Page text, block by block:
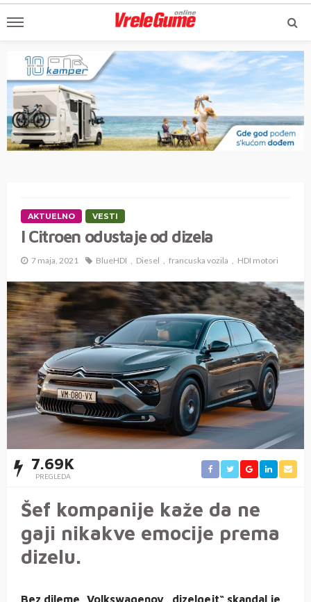
AKTUELNO VESTI
I Citroen odustaje od dizela
7 maja, 2021 BlueHDI Diesel francuska vozila HDI motori
7.69K
PREGLEDA
Šef kompanije kaže da ne
gaji nikakve emocije prema
dizelu.
Bez dileme, Volkswagenov „dizelgejt“ skandal je